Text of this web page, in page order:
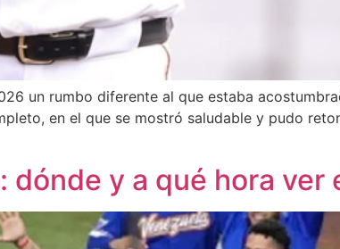
un rumbo diferente al que estaba
en el que se mostró saludable y pudo
y a qué hora ver